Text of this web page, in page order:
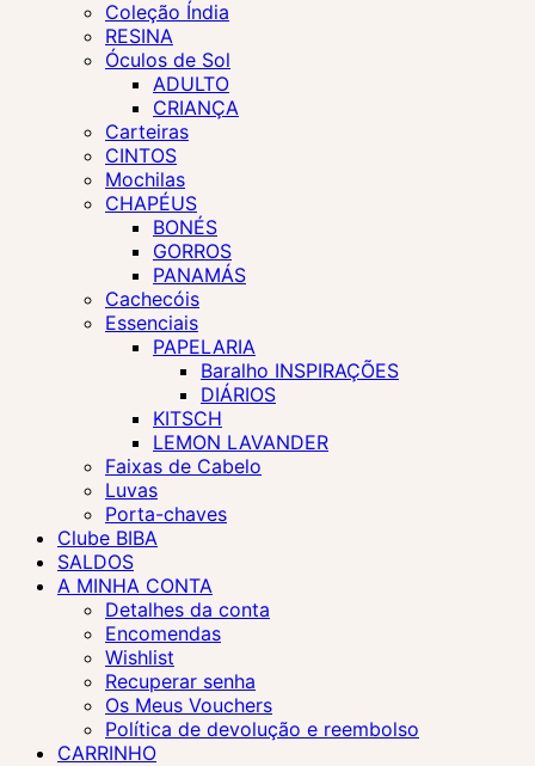
Coleção Índia
RESINA
Óculos de Sol
ADULTO
CRIANÇA
Carteiras
CINTOS
Mochilas
CHAPÉUS
BONÉS
GORROS
PANAMÁS
Cachecóis
Essenciais
PAPELARIA
Baralho INSPIRAÇÕES
DIÁRIOS
KITSCH
LEMON LAVANDER
Faixas de Cabelo
Luvas
Porta-chaves
Clube BIBA
SALDOS
A MINHA CONTA
Detalhes da conta
Encomendas
Wishlist
Recuperar senha
Os Meus Vouchers
Política de devolução e reembolso
CARRINHO